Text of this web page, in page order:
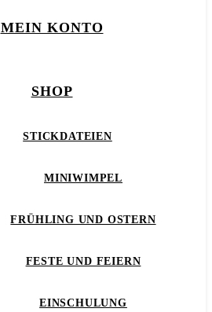
MEIN KONTO
SHOP
STICKDATEIEN
MINIWIMPEL
FRÜHLING UND OSTERN
FESTE UND FEIERN
EINSCHULUNG